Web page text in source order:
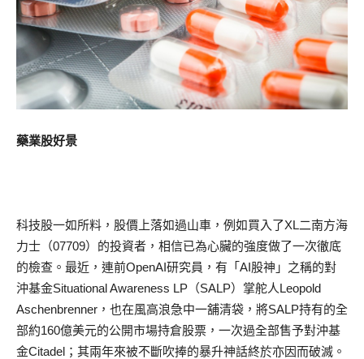
藥業股好景
科技股一如所料，股價上落如過山車，例如買入了XL二南方海
力士（07709）的投資者，相信已為心臟的強度做了一次徹底
的檢查。最近，連前OpenAI研究員，有「AI股神」之稱的對
沖基金Situational Awareness LP（SALP）掌舵人Leopold
Aschenbrenner，也在風高浪急中一舖清袋，將SALP持有的全
部約160億美元的公開市場持倉股票，一次過全部售予對沖基
金Citadel；其兩年來被不斷吹捧的暴升神話終於亦因而破滅。